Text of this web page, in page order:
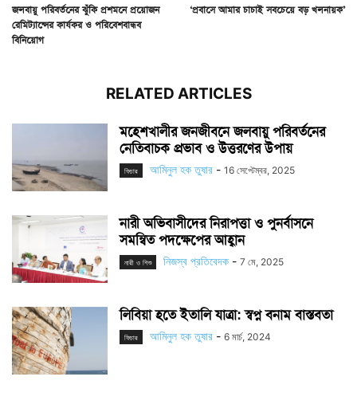
জলবায়ু পরিবর্তনের ঝুঁকি প্রশমনে প্রয়োজন
রেমিট্যান্সের কার্যকর ও পরিবেশবান্ধব
বিনিয়োগ
‘প্রবাসে আমার চাচাই সবচেয়ে বড় খলনায়ক’
RELATED ARTICLES
মহেশখালীর জনজীবনে জলবায়ু পরিবর্তনের
নেতিবাচক প্রভাব ও উত্তরণের উপায়
ফিচার আমিনুল হক তুষার - 16 সেপ্টেম্বর, 2025
নারী অভিবাসীদের নিরাপত্তা ও পুনর্বাসনে
সমন্বিত পদক্ষেপের আহ্বান
নারী ও শিশু নিজস্ব প্রতিবেদক - 7 মে, 2025
লিবিয়া হতে ইতালি যাত্রা: স্বপ্ন বনাম বাস্তবতা
ফিচার আমিনুল হক তুষার - 6 মার্চ, 2024